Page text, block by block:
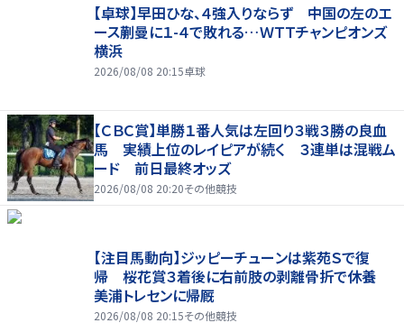
【卓球】早田ひな、４強入りならず 中国の左のエ
ース蒯曼に１-４で敗れる…ＷＴＴチャンピオンズ
横浜
2026/08/08 20:15卓球
【ＣＢＣ賞】単勝１番人気は左回り３戦３勝の良血
馬 実績上位のレイピアが続く ３連単は混戦ム
ード 前日最終オッズ
2026/08/08 20:20その他競技
【注目馬動向】ジッピーチューンは紫苑Ｓで復
帰 桜花賞３着後に右前肢の剥離骨折で休養
美浦トレセンに帰厩
2026/08/08 20:15その他競技